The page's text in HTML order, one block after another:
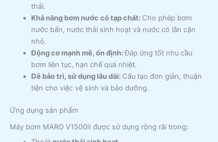
thải.
Khả năng bơm nước có tạp chất: Cho phép bơm
nước bẩn, nước thải sinh hoạt và nước có lẫn cặn
nhỏ.
Động cơ mạnh mẽ, ổn định:Đáp ứng tốt nhu cầu
bơm liên tục, hạn chế quá nhiệt.
Dễ bảo trì, sử dụng lâu dài: Cấu tạo đơn giản, thuận
tiện cho việc vệ sinh và bảo dưỡng.
Ứng dụng sản phẩm
Máy bơm MARO V1500II được sử dụng rộng rãi trong: